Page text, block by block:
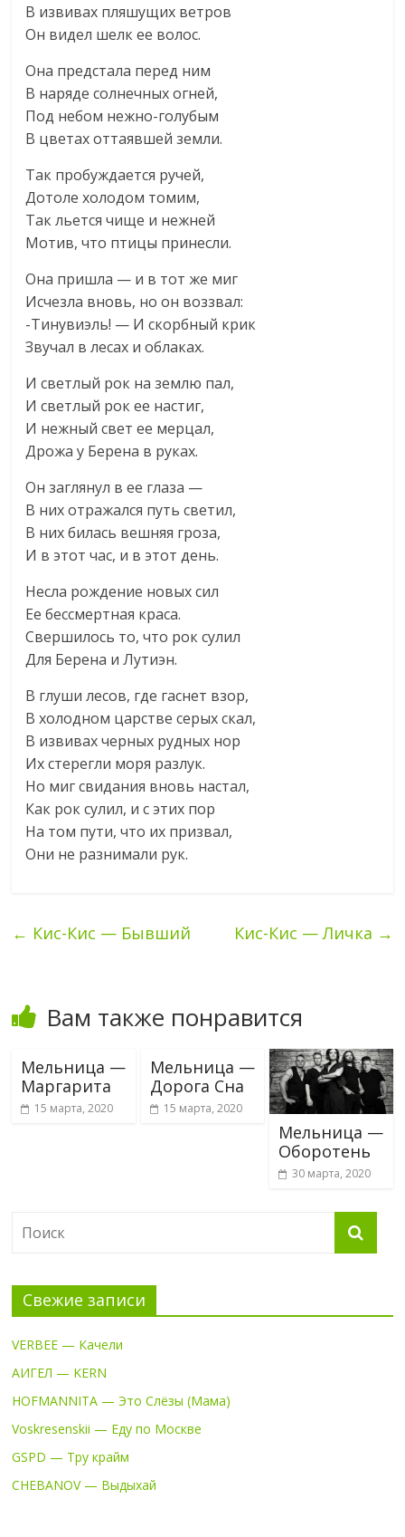
В извивах пляшущих ветров
Он видел шелк ее волос.
Она предстала перед ним
В наряде солнечных огней,
Под небом нежно-голубым
В цветах оттаявшей земли.
Так пробуждается ручей,
Дотоле холодом томим,
Так льется чище и нежней
Мотив, что птицы принесли.
Она пришла — и в тот же миг
Исчезла вновь, но он воззвал:
-Тинувиэль! — И скорбный крик
Звучал в лесах и облаках.
И светлый рок на землю пал,
И светлый рок ее настиг,
И нежный свет ее мерцал,
Дрожа у Берена в руках.
Он заглянул в ее глаза —
В них отражался путь светил,
В них билась вешняя гроза,
И в этот час, и в этот день.
Несла рождение новых сил
Ее бессмертная краса.
Свершилось то, что рок сулил
Для Берена и Лутиэн.
В глуши лесов, где гаснет взор,
В холодном царстве серых скал,
В извивах черных рудных нор
Их стерегли моря разлук.
Но миг свидания вновь настал,
Как рок сулил, и с этих пор
На том пути, что их призвал,
Они не разнимали рук.
← Кис-Кис — Бывший Кис-Кис — Личка →
Вам также понравится
Мельница —
Маргарита
15 марта, 2020
Мельница —
Дорога Сна
15 марта, 2020
Мельница —
Оборотень
30 марта, 2020
Свежие записи
VERBEE — Качели
АИГЕЛ — KERN
HOFMANNITA — Это Слёзы (Мама)
Voskresenskii — Еду по Москве
GSPD — Тру крайм
CHEBANOV — Выдыхай